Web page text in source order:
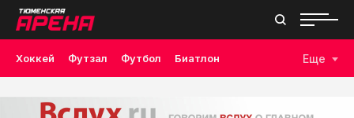
Хоккей Футзал Футбол Биатлон Еще